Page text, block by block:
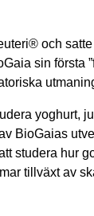
och
sin
BioGaias
studera hur
tillväxt av